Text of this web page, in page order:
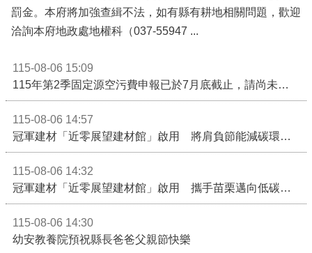
罰金。本府將加強查緝不法，如有縣有耕地相關問題，歡迎
洽詢本府地政處地權科（037-55947 ...
115-08-06 15:09
115年第2季固定源空污費申報已於7月底截止，請尚未申報公私場所儘速完成申繳，以免面臨滯納金及罰鍰!
115-08-06 14:57
冠軍建材「近零展望建材館」啟用 將肩負節能減碳環境教育重任
115-08-06 14:32
冠軍建材「近零展望建材館」啟用 攜手苗栗邁向低碳建築新未來
115-08-06 14:30
幼安教養院預祝縣長爸爸父親節快樂